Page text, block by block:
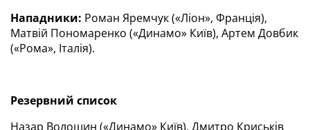
Нападники: Роман Яремчук («Ліон», Франція),
Матвій Пономаренко («Динамо» Київ), Артем Довбик
(«Рома», Італія).
Резервний список
Назар Волошин («Динамо» Київ), Дмитро Криськів